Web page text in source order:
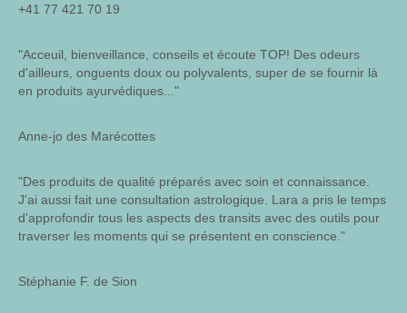
+41 77 421 70 19
"Acceuil, bienveillance, conseils et écoute TOP! Des odeurs
d'ailleurs, onguents doux ou polyvalents, super de se fournir là
en produits ayurvédiques..."
Anne-jo des Marécottes
"Des produits de qualité préparés avec soin et connaissance.
J'ai aussi fait une consultation astrologique. Lara a pris le temps
d'approfondir tous les aspects des transits avec des outils pour
traverser les moments qui se présentent en conscience."
Stéphanie F. de Sion